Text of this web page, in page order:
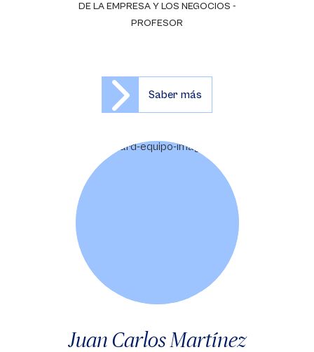
DE LA EMPRESA Y LOS NEGOCIOS -
PROFESOR
Saber más
Juan Carlos Martínez